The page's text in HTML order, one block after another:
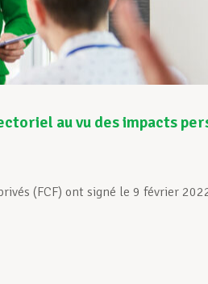
au vu des impacts
(FCF) ont signé le 9 février